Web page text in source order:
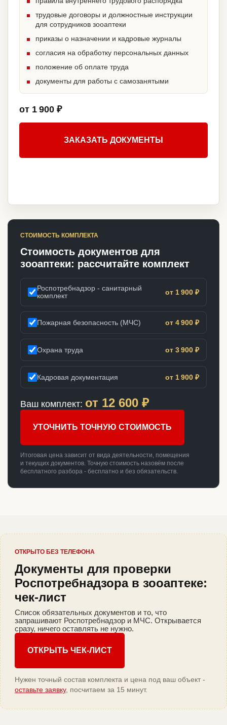
трудовые договоры и должностные инструкции
для сотрудников зооаптеки
приказы о назначении и кадровые журналы
согласия на обработку персональных данных
положение об оплате труда
документы для работы с самозанятыми
от 1 900 ₽
ЗАКАЗАТЬ ДОКУМЕНТЫ
СТОИМОСТЬ КОМПЛЕКТА
Стоимость документов для
зооаптеки: рассчитайте комплект
Роспотребнадзор - санитарный
комплект
от 1 900 ₽
Пожарная безопасность (МЧС) от 4 900 ₽
Охрана труда от 3 900 ₽
Кадровая документация от 1 900 ₽
Ваш комплект: от 12 600 ₽
УТОЧНИТЬ ТОЧНУЮ СТОИМОСТЬ
Итоговая цена зависит от вида деятельности, помещения
и текущих документов. Точную стоимость назовём после
бесплатного разбора - бесплатно и без обязательств.
ОТКРЫТО БЕЗ ТЕЛЕФОНА
Документы для проверки
Роспотребнадзора в зооаптеке:
чек-лист
Список обязательных документов и то, что
запрашивают Роспотребнадзор и МЧС. Открывается
сразу, ничего оставлять не нужно.
ОТКРЫТЬ ЧЕК-ЛИСТ
Нужен точный состав комплекта и цена под ваш объект -
оставьте заявку, посчитаем за 15 минут.